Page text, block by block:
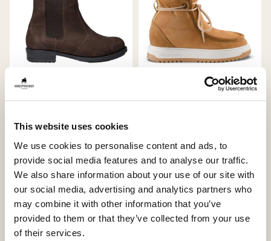
This website uses cookies
We use cookies to personalise content and ads, to
provide social media features and to analyse our traffic.
We also share information about your use of our site with
our social media, advertising and analytics partners who
may combine it with other information that you’ve
provided to them or that they’ve collected from your use
of their services.
Klassische Chelsea-Boots mit
290 USD